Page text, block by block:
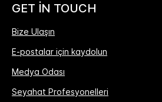
GET IN TOUCH
Bize Ulaşın
E-postalar için kaydolun
Medya Odası
Seyahat Profesyonelleri